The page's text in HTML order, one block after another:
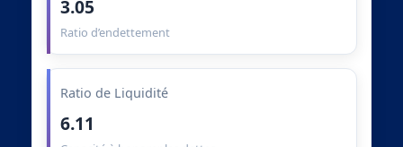
3.05
Ratio d’endettement
Ratio de Liquidité
6.11